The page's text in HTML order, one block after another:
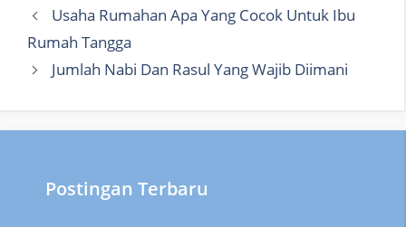
Usaha Rumahan Apa Yang Cocok Untuk Ibu
Rumah Tangga
Jumlah Nabi Dan Rasul Yang Wajib Diimani
Postingan Terbaru